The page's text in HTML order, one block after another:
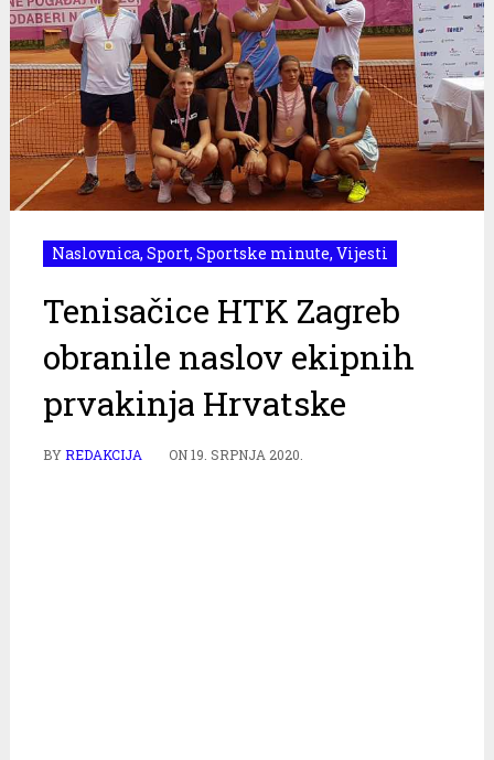
Naslovnica, Sport, Sportske minute, Vijesti
Tenisačice HTK Zagreb
obranile naslov ekipnih
prvakinja Hrvatske
BYREDAKCIJA ON19. SRPNJA 2020.